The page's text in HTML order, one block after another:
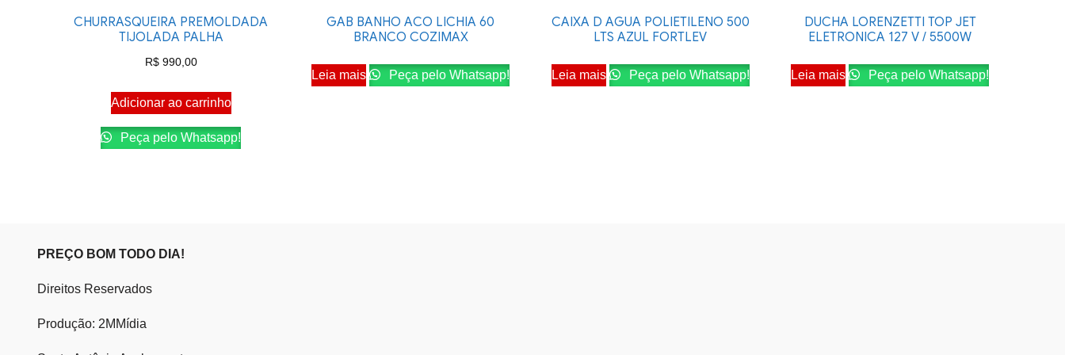
CHURRASQUEIRA PREMOLDADA
TIJOLADA PALHA
R$990,00
Adicionar ao carrinho
Peça pelo Whatsapp!
GAB BANHO ACO LICHIA 60
BRANCO COZIMAX
Leia mais Peça pelo Whatsapp!
CAIXA D AGUA POLIETILENO 500
LTS AZUL FORTLEV
Leia mais Peça pelo Whatsapp!
DUCHA LORENZETTI TOP JET
ELETRONICA 127 V / 5500W
Leia mais Peça pelo Whatsapp!
PREÇO BOM TODO DIA!
Direitos Reservados
Produção: 2MMídia